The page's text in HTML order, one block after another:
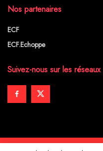
Nos partenaires
ECF
ECF.Echoppe
Suivez-nous sur les réseaux